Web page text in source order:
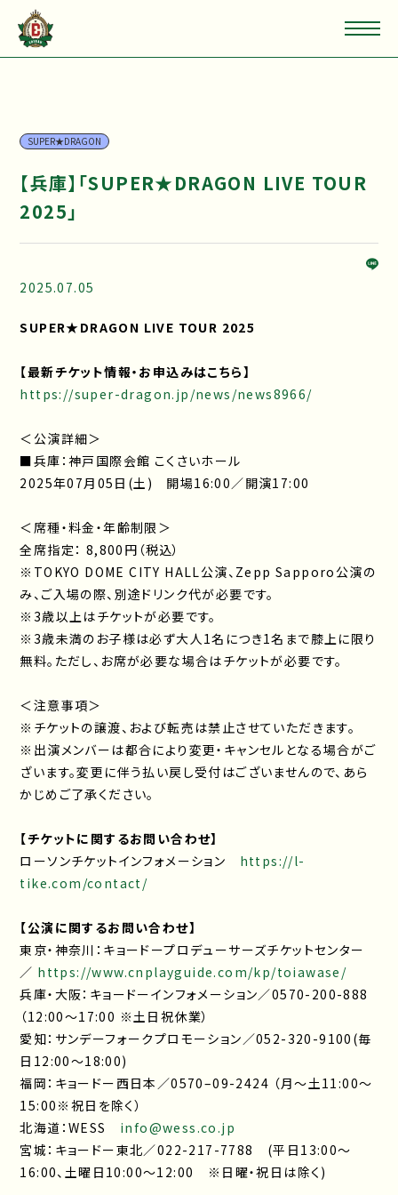
SUPER★DRAGON
【兵庫】「SUPER★DRAGON LIVE TOUR
2025」
2025.07.05
SUPER★DRAGON LIVE TOUR 2025
【最新チケット情報・お申込みはこちら】
https://super-dragon.jp/news/news8966/
＜公演詳細＞
■兵庫：神戸国際会館 こくさいホール
2025年07月05日(土) 開場16:00／開演17:00
＜席種・料金・年齢制限＞
全席指定： 8,800円（税込）
※TOKYO DOME CITY HALL公演、Zepp Sapporo公演の
み、ご入場の際、別途ドリンク代が必要です。
※3歳以上はチケットが必要です。
※3歳未満のお子様は必ず大人1名につき1名まで膝上に限り
無料。ただし、お席が必要な場合はチケットが必要です。
＜注意事項＞
※チケットの譲渡、および転売は禁止させていただきます。
※出演メンバーは都合により変更・キャンセルとなる場合がご
ざいます。変更に伴う払い戻し受付はございませんので、あら
かじめご了承ください。
【チケットに関するお問い合わせ】
ローソンチケットインフォメーション https://l-
tike.com/contact/
【公演に関するお問い合わせ】
東京・神奈川：キョードープロデューサーズチケットセンター
／ https://www.cnplayguide.com/kp/toiawase/
兵庫・大阪：キョードーインフォメーション／0570-200-888
（12:00～17:00 ※土日祝休業）
愛知：サンデーフォークプロモーション／052-320-9100(毎
日12:00～18:00)
福岡：キョードー西日本／0570–09-2424 （月〜土11:00〜
15:00※祝日を除く）
北海道：WESS info@wess.co.jp
宮城：キョードー東北／022-217-7788 (平日13:00～
16:00、土曜日10:00～12:00 ※日曜・祝日は除く)